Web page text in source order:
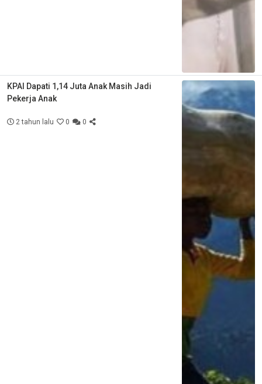
KPAI Dapati 1,14 Juta Anak Masih Jadi
Pekerja Anak
2 tahun lalu 0 0